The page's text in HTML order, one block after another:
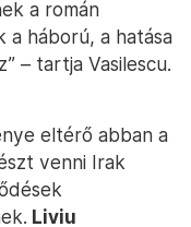
a román
a háború, a hatása
– tartja Vasilescu.
eltérő abban a
venni Irak
Liviu